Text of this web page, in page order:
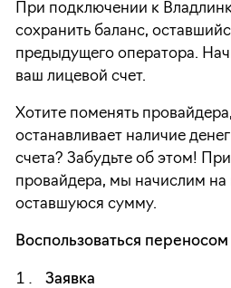
При подключении к
сохранить баланс,
предыдущего оператора.
ваш лицевой счет.
Хотите поменять
останавливает наличие
счета? Забудьте об этом!
провайдера, мы начислим на
оставшуюся сумму.
Воспользоваться
Заявка